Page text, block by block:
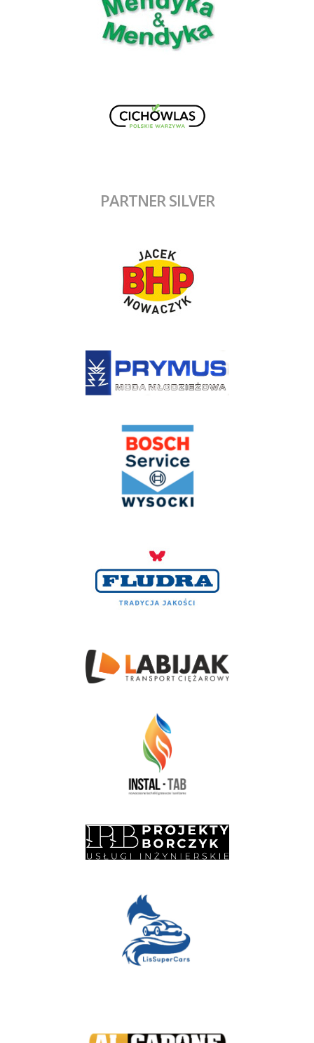
PARTNER SILVER